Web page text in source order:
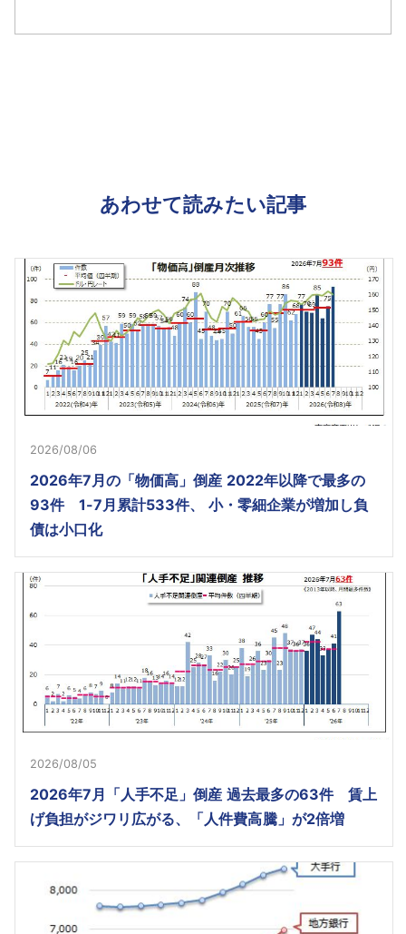
あわせて読みたい記事
2026/08/06
2026年7月の「物価高」倒産 2022年以降で最多の
93件 1-7月累計533件、 小・零細企業が増加し負
債は小口化
2026/08/05
2026年7月「人手不足」倒産 過去最多の63件 賃上
げ負担がジワリ広がる、「人件費高騰」が2倍増